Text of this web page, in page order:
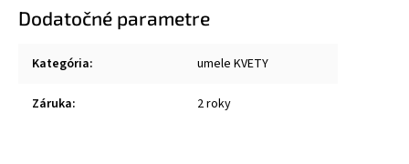
Dodatočné parametre
Kategória: umele KVETY
Záruka: 2 roky